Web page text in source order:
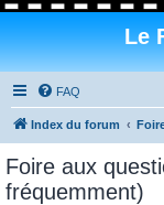
Le
FAQ
Index du forum
Foire aux
fréquemment)